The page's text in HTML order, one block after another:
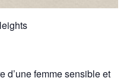
d’une femme sensible et